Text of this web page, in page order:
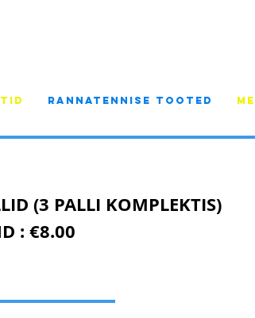
RANNATENNISE TOOTED
(3 PALLI KOMPLEKTIS)
: €8.00